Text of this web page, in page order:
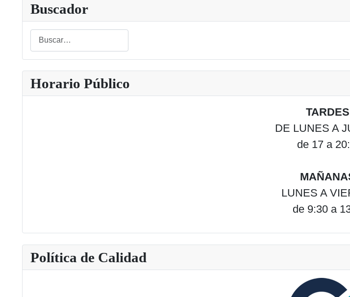
Buscador
Buscar
Type 2 or more characters for results.
Horario Público
DE LUNES A
de 17 a
LUNES A
de 9:30 a
Política de Calidad